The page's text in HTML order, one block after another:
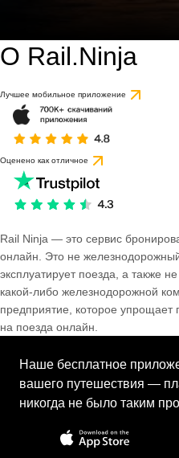
О Rail.Ninja
Лучшее мобильное приложение
Оценено как отличное
Rail Ninja — это сервис
онлайн. Это не
эксплуатирует поезда, а также
какой-либо железнодорожной
предприятие, которое упрощает
на поезда онлайн.
Наше бесплатное
вашего путешествия —
никогда не было таким